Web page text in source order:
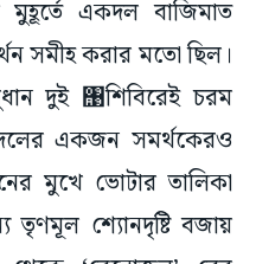
একদল বাজিমাত
সমীহ করার মতো ছিল।
দুই ঩শিবিরেই চরম
দলের একজন সমর্থকেরও
মুখে ভোটার তালিকা
শ্যোনদৃষ্টি বজায়